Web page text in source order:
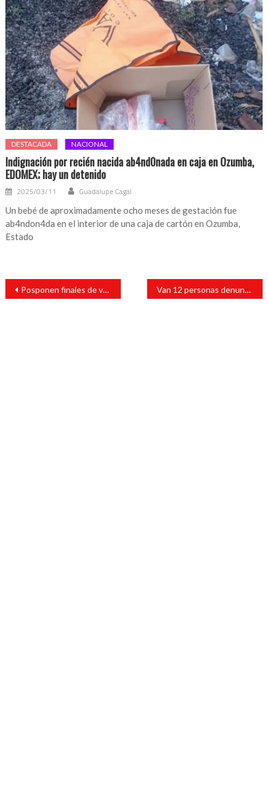
DESTACADA NACIONAL
Indignación por recién nacida ab4nd0nada en caja en Ozumba,
EDOMEX; hay un detenido
2025/03/11 Guadalupe Cagal
Un bebé de aproximadamente ocho meses de gestación fue
ab4ndon4da en el interior de una caja de cartón en Ozumba,
Estado
Navegación
entradas
Posponen finales de voleibol en Santiago Tuxtla Van 12 personas denunciadas por toma del palacio de Santiago Tuxtla